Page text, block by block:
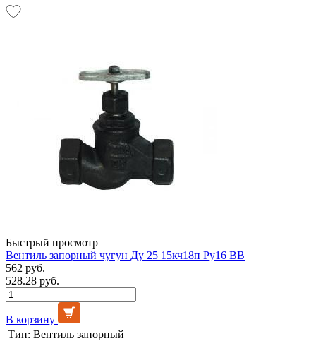
Быстрый просмотр
Вентиль запорный чугун Ду 25 15кч18п Ру16 ВВ
562 руб.
528.28 руб.
В корзину
Тип: Вентиль запорный